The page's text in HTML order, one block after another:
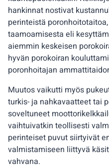
hankinnat nostivat
perinteistä
taamoamisesta eli
aiemmin keskeisen
hyvän porokoiran
poronhoitajan
Muutos vaikutti myös
turkis- ja nahkavaatteet tai
soveltuneet
vaihtuivatkin teollisesti
perinteiset puvut siirtyivät
valmistamiseen liittyvä
vahvana.